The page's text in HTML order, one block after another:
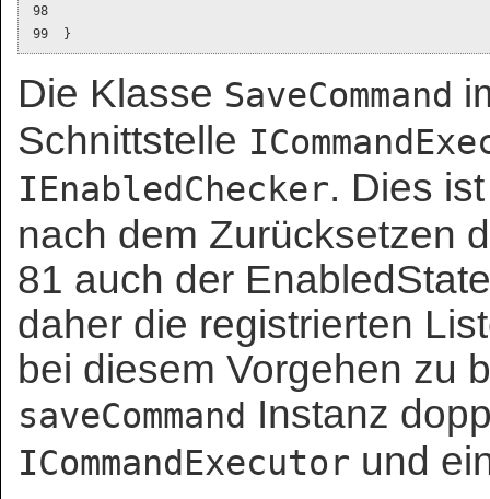
98
99  }
Die Klasse SaveCommand
Schnittstelle
IEnabledChecker. Dies
nach dem Zurücksetzen
81 auch der
daher die registrierten
bei diesem Vorgehen zu
saveCommand Instanz
ICommandExecutor und